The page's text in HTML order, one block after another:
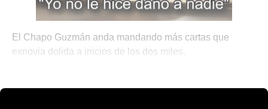
El Chapo Guzmán anda mandando más cartas que
exnovia dolida a inicios de los dos miles.